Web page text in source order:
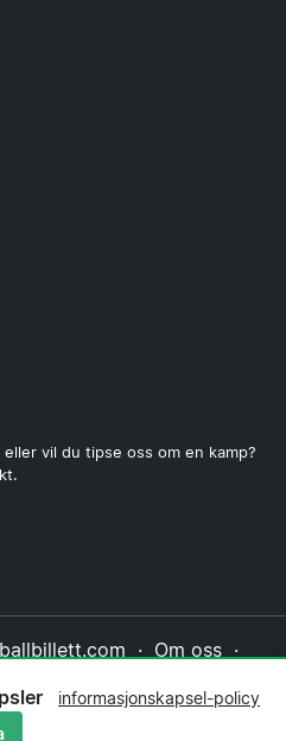
vil du tipse oss om en kamp?
· Om oss·
·Redaksjonell policy
informasjonskapsel-policy